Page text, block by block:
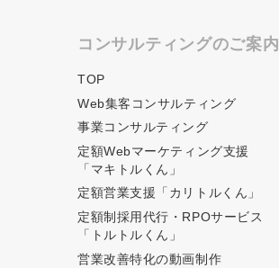
コンサルティングのご案内
TOP
Web集客コンサルティング
事業コンサルティング
定額Webマーケティング支援
「マキトルくん」
定額営業支援 「カリトルくん」
定額制採用代行・RPOサービス
「トルトルくん」
営業改善特化の動画制作